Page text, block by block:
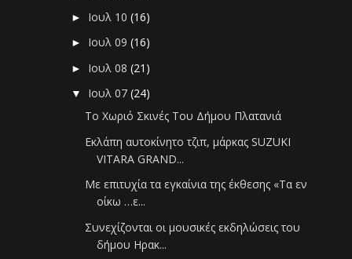
► Ιουλ 10(16)
► Ιουλ 09(16)
► Ιουλ 08(21)
▼ Ιουλ 07(24)
Το Χωριό Σκινές Του Δήμου Πλατανιά
Εκλάπη αυτοκίνητο τζιπ, μάρκας SUZUKI
VITARA GRAND...
Με επιτυχία τα εγκαίνια της έκθεσης «Τα εν
οίκω …ε...
Συνεχίζονται οι μουσικές εκδηλώσεις του
δήμου Ηρακ...